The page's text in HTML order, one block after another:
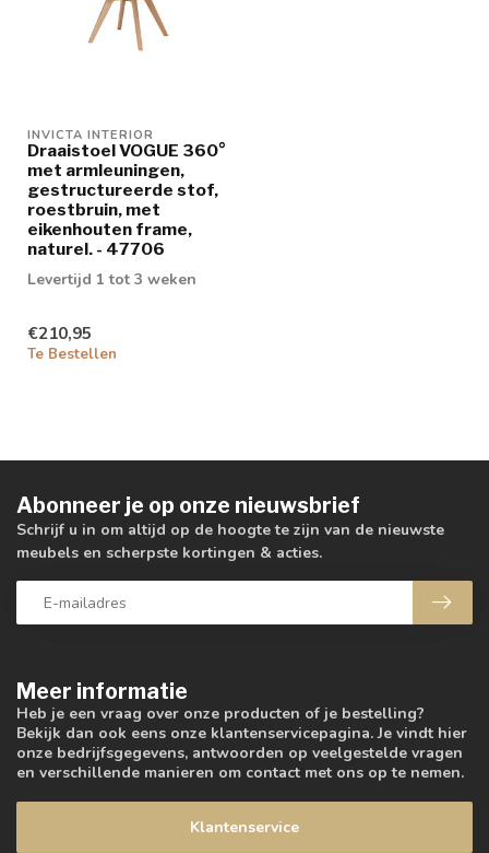
INVICTA INTERIOR
Draaistoel VOGUE 360°
met armleuningen,
gestructureerde stof,
roestbruin, met
eikenhouten frame,
naturel. - 47706
Levertijd 1 tot 3 weken
€210,95
Te Bestellen
Meer informatie
Heb je een vraag over onze producten of je bestelling?
Bekijk dan ook eens onze klantenservicepagina. Je vindt hier
onze bedrijfsgegevens, antwoorden op veelgestelde vragen
en verschillende manieren om contact met ons op te nemen.
Klantenservice
Abonneer je op onze nieuwsbrief
Schrijf u in om altijd op de hoogte te zijn van de nieuwste
meubels en scherpste kortingen & acties.